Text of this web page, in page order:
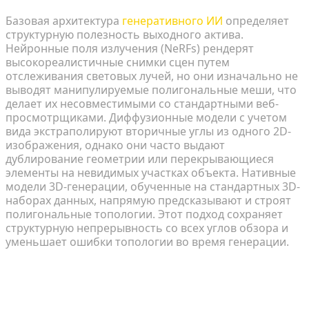
Базовая архитектура генеративного ИИ определяет
структурную полезность выходного актива.
Нейронные поля излучения (NeRFs) рендерят
высокореалистичные снимки сцен путем
отслеживания световых лучей, но они изначально не
выводят манипулируемые полигональные меши, что
делает их несовместимыми со стандартными веб-
просмотрщиками. Диффузионные модели с учетом
вида экстраполируют вторичные углы из одного 2D-
изображения, однако они часто выдают
дублирование геометрии или перекрывающиеся
элементы на невидимых участках объекта. Нативные
модели 3D-генерации, обученные на стандартных 3D-
наборах данных, напрямую предсказывают и строят
полигональные топологии. Этот подход сохраняет
структурную непрерывность со всех углов обзора и
уменьшает ошибки топологии во время генерации.